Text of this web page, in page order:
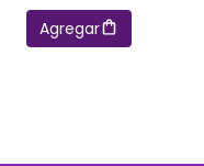
Agregar